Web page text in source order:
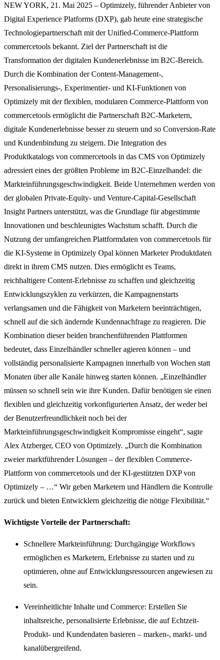
NEW YORK, 21. Mai 2025 – Optimizely, führender Anbieter von
Digital Experience Platforms (DXP), gab heute eine strategische
Technologiepartnerschaft mit der Unified-Commerce-Plattform
commercetools bekannt. Ziel der Partnerschaft ist die
Transformation der digitalen Kundenerlebnisse im B2C-Bereich.
Durch die Kombination der Content-Management-,
Personalisierungs-, Experimentier- und KI-Funktionen von
Optimizely mit der flexiblen, modularen Commerce-Plattform von
commercetools ermöglicht die Partnerschaft B2C-Marketern,
digitale Kundenerlebnisse besser zu steuern und so Conversion-Rate
und Kundenbindung zu steigern. Die Integration des
Produktkatalogs von commercetools in das CMS von Optimizely
adressiert eines der größten Probleme im B2C-Einzelhandel: die
Markteinführungsgeschwindigkeit. Beide Unternehmen werden von
der globalen Private-Equity- und Venture-Capital-Gesellschaft
Insight Partners unterstützt, was die Grundlage für abgestimmte
Innovationen und beschleunigtes Wachstum schafft. Durch die
Nutzung der umfangreichen Plattformdaten von commercetools für
die KI-Systeme in Optimizely Opal können Marketer Produktdaten
direkt in ihrem CMS nutzen. Dies ermöglicht es Teams,
reichhaltigere Content-Erlebnisse zu schaffen und gleichzeitig
Entwicklungszyklen zu verkürzen, die Kampagnenstarts
verlangsamen und die Fähigkeit von Marketern beeinträchtigen,
schnell auf die sich ändernde Kundennachfrage zu reagieren. Die
Kombination dieser beiden branchenführenden Plattformen
bedeutet, dass Einzelhändler schneller agieren können – und
vollständig personalisierte Kampagnen innerhalb von Wochen statt
Monaten über alle Kanäle hinweg starten können. „Einzelhändler
müssen so schnell sein wie ihre Kunden. Dafür benötigen sie einen
flexiblen und gleichzeitig vorkonfigurierten Ansatz, der weder bei
der Benutzerfreundlichkeit noch bei der
Markteinführungsgeschwindigkeit Kompromisse eingeht“, sagte
Alex Atzberger, CEO von Optimizely. „Durch die Kombination
zweier marktführender Lösungen – der flexiblen Commerce-
Plattform von commercetools und der KI-gestützten DXP von
Optimizely – …“ Wir geben Marketern und Händlern die Kontrolle
zurück und bieten Entwicklern gleichzeitig die nötige Flexibilität.“
Wichtigste Vorteile der Partnerschaft:
Schnellere Markteinführung: Durchgängige Workflows
ermöglichen es Marketern, Erlebnisse zu starten und zu
optimieren, ohne auf Entwicklungsressourcen angewiesen zu
sein.
Vereinheitlichte Inhalte und Commerce: Erstellen Sie
inhaltsreiche, personalisierte Erlebnisse, die auf Echtzeit-
Produkt- und Kundendaten basieren – marken-, markt- und
kanalübergreifend.